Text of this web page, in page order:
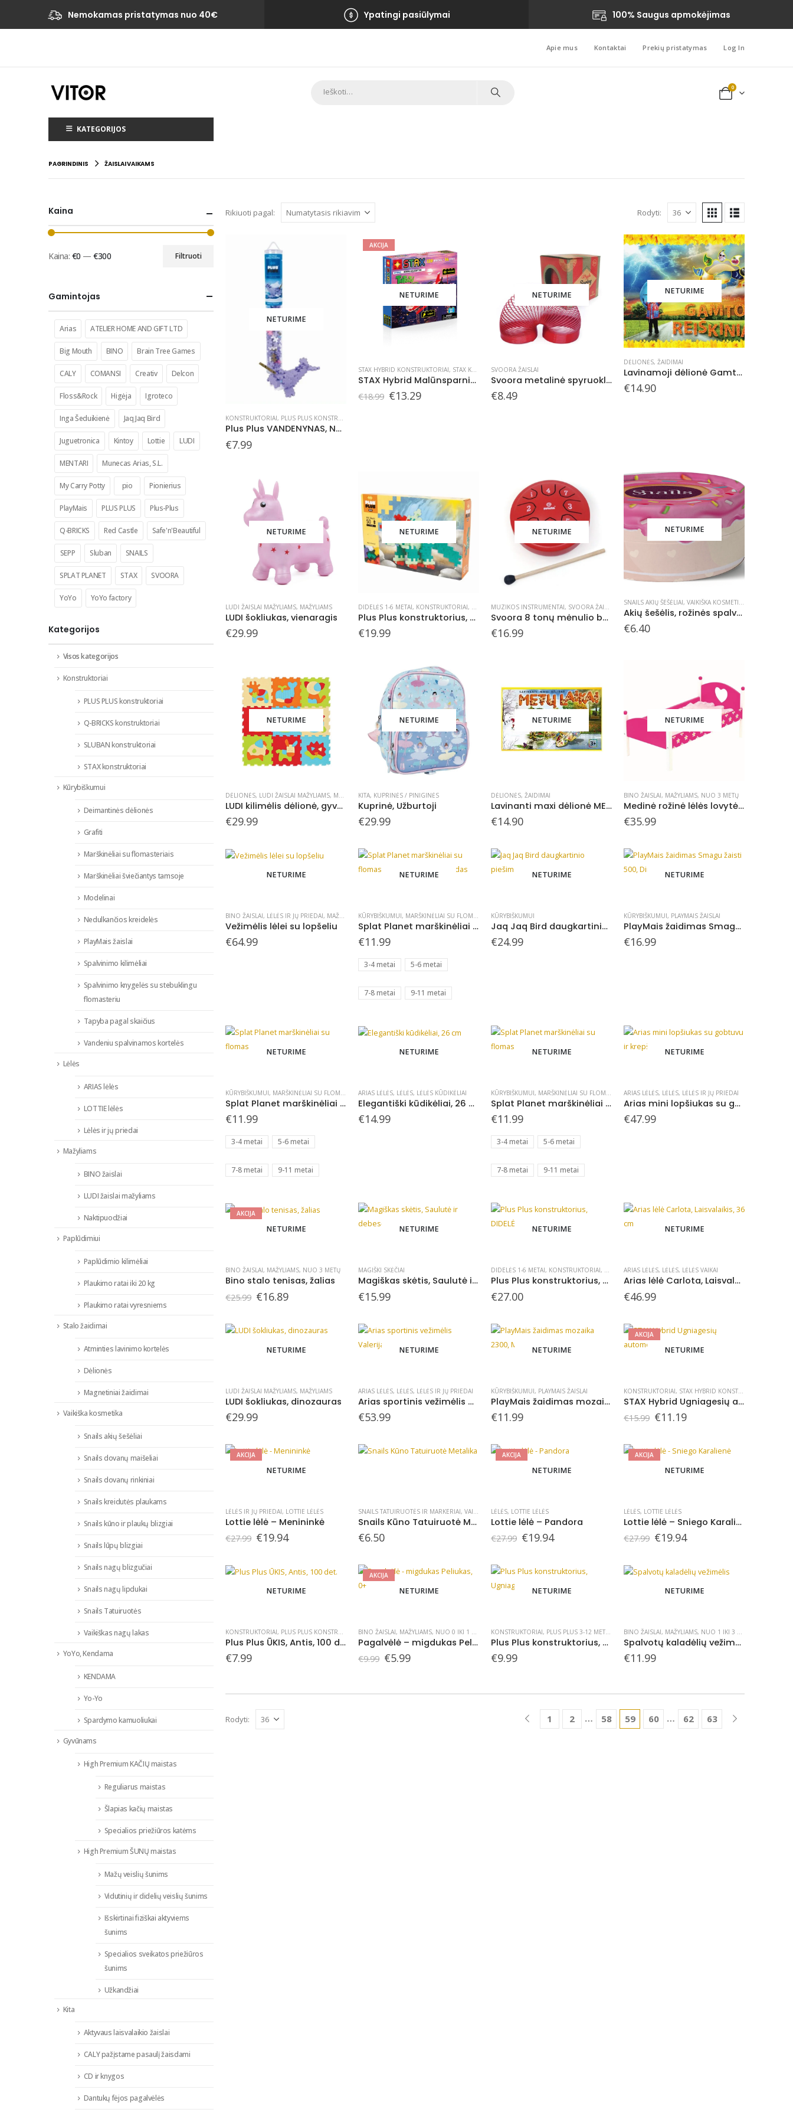
Nemokamas pristatymas nuo 40€ Ypatingi pasiūlymai 100% Saugus apmokėjimas
Apie mus Kontaktai Prekių pristatymas Log In
0
KATEGORIJOS
PAGRINDINIS ŽAISLAI VAIKAMS
Rikiuoti pagal: Rodyti:
NETURIME
KONSTRUKTORIAI, PLUS PLUS KONSTRUKTORIAI
Plus Plus VANDENYNAS, Narvalas, 100 det.
€7.99
AKCIJA
NETURIME
STAX HYBRID KONSTRUKTORIAI, STAX KONSTRUKTORIAI
STAX Hybrid Malūnsparnis, 8+
€18.99 Original
€13.29Current
NETURIME
SVOORA ŽAISLAI
Svoora metalinė spyruoklė, 6.6 cm
€8.49
NETURIME
DĖLIONĖS, ŽAIDIMAI
Lavinamoji dėlionė Gamtos reiškiniai, 3+
€14.90
NETURIME
LUDI ŽAISLAI MAŽYLIAMS, MAŽYLIAMS
LUDI šokliukas, vienaragis
€29.99
NETURIME
DIDELĖS 1-6 METAI, KONSTRUKTORIAI, PLUS PLUS KONSTRUKTORIAI
Plus Plus konstruktorius, Dinozauras, DIDELĖS, 50
€19.99
NETURIME
MUZIKOS INSTRUMENTAI, SVOORA ŽAISLAI
Svoora 8 tonų mėnulio būgnas
€16.99
NETURIME
SNAILS AKIŲ ŠEŠĖLIAI, VAIKIŠKA KOSMETIKA
Akių šešėlis, rožinės spalvos
€6.40
NETURIME
DĖLIONĖS, LUDI ŽAISLAI MAŽYLIAMS, MAŽYLIAMS
LUDI kilimėlis dėlionė, gyvūnai
€29.99
NETURIME
KITA, KUPRINĖS / PINIGINĖS
Kuprinė, Užburtoji
€29.99
NETURIME
DĖLIONĖS, ŽAIDIMAI
Lavinanti maxi dėlionė METŲ LAIKAI, 3-6 metų vaikams
€14.90
NETURIME
BINO ŽAISLAI, MAŽYLIAMS, NUO 3 METŲ
Medinė rožinė lėlės lovytė su patalyne
€35.99
NETURIME
BINO ŽAISLAI, LĖLĖS IR JŲ PRIEDAI, MAŽYLIAMS ,NUO 3 METŲ
Vežimėlis lėlei su lopšeliu
€64.99
NETURIME
has
multiple
variants.
options
be
on
KŪRYBIŠKUMUI, MARŠKINĖLIAI SU FLOMASTERIAIS ,SPLAT PLANET - KURIAME
Splat Planet marškinėliai su flomasteriais, Zoologijos sodas
€11.99
3-4 metai 5-6 metai
7-8 metai 9-11 metai
NETURIME
KŪRYBIŠKUMUI
Jaq Jaq Bird daugkartinio piešimo lipni plėvelė
€24.99
NETURIME
KŪRYBIŠKUMUI, PLAYMAIS ŽAISLAI
PlayMais žaidimas Smagu žaisti 500, Dinozaurai
€16.99
NETURIME
has
multiple
variants.
options
be
on
the
KŪRYBIŠKUMUI, MARŠKINĖLIAI SU FLOMASTERIAIS ,SPLAT PLANET - KURIAME
Splat Planet marškinėliai su flomasteriais, Undinėlė
€11.99
3-4 metai 5-6 metai
7-8 metai 9-11 metai
NETURIME
ARIAS LĖLĖS, LĖLĖS, LĖLĖS KŪDIKĖLIAI
Elegantiški kūdikėliai, 26 cm
€14.99
NETURIME
has
multiple
variants.
options
be
on
KŪRYBIŠKUMUI, MARŠKINĖLIAI SU FLOMASTERIAIS ,SPLAT PLANET - KURIAME
Splat Planet marškinėliai su flomasteriais, Drugeliai
€11.99
3-4 metai 5-6 metai
7-8 metai 9-11 metai
NETURIME
ARIAS LĖLĖS, LĖLĖS, LĖLĖS IR JŲ PRIEDAI
Arias mini lopšiukas su gobtuvu ir krepšiu
€47.99
AKCIJA
NETURIME
BINO ŽAISLAI, MAŽYLIAMS, NUO 3 METŲ
Bino stalo tenisas, žalias
€25.99 Original
€25.99.
€16.89Current
€16.89.
NETURIME
MAGIŠKI SKĖČIAI
Magiškas skėtis, Saulutė ir debesėliai
€15.99
NETURIME
DIDELĖS 1-6 METAI, KONSTRUKTORIAI, PLUS PLUS KONSTRUKTORIAI
Plus Plus konstruktorius, DIDELĖS, pastelinės, 100
€27.00
NETURIME
ARIAS LĖLĖS, LĖLĖS, LĖLĖS VAIKAI
Arias lėlė Carlota, Laisvalaikis, 36 cm
€46.99
NETURIME
LUDI ŽAISLAI MAŽYLIAMS, MAŽYLIAMS
LUDI šokliukas, dinozauras
€29.99
NETURIME
ARIAS LĖLĖS, LĖLĖS, LĖLĖS IR JŲ PRIEDAI
Arias sportinis vežimėlis Valerija
€53.99
NETURIME
KŪRYBIŠKUMUI, PLAYMAIS ŽAISLAI
PlayMais žaidimas mozaika 2300, Miške
€11.99
AKCIJA
NETURIME
KONSTRUKTORIAI, STAX HYBRID KONSTRUKTORIAI
STAX Hybrid Ugniagesių automobilis
€15.99 Original
€15.99.
€11.19Current
€11.19.
AKCIJA
NETURIME
LĖLĖS IR JŲ PRIEDAI, LOTTIE LĖLĖS
Lottie lėlė – Menininkė
€27.99 Original
€27.99.
€19.94Current
€19.94.
SNAILS TATUIRUOTĖS IR MARKERIAI, VAIKIŠKA KOSMETIKA
Snails Kūno Tatuiruotė Metalika
€6.50
AKCIJA
NETURIME
LĖLĖS, LOTTIE LĖLĖS
Lottie lėlė – Pandora
€27.99 Original
€27.99.
€19.94Current
€19.94.
AKCIJA
NETURIME
LĖLĖS, LOTTIE LĖLĖS
Lottie lėlė – Sniego Karalienė
€27.99 Original
€27.99.
€19.94Current
€19.94.
NETURIME
KONSTRUKTORIAI, PLUS PLUS KONSTRUKTORIAI ,PLUS PLUS PLASTIKINĖJE PAKUOTĖJE
Plus Plus ŪKIS, Antis, 100 det.
€7.99
AKCIJA
NETURIME
BINO ŽAISLAI, MAŽYLIAMS, NUO 0 IKI 1 METŲ
Pagalvėlė – migdukas Peliukas, 0+
€9.99 Original
€5.99Current
NETURIME
KONSTRUKTORIAI, PLUS PLUS 3-12 METŲ , PLUS PLUS KONSTRUKTORIAI
Plus Plus konstruktorius, Ugniagesiai, Mini 170
€9.99
NETURIME
BINO ŽAISLAI, MAŽYLIAMS, NUO 1 IKI 3 METŲ
Spalvotų kaladėlių vežimėlis
€11.99
Rodyti: 1 2 … 58 59 60 … 62 63
Kaina
Filtruoti
Kaina: €0 —€300
Gamintojas
Arias ATELIER HOME AND GIFT LTD
Big Mouth BINO Brain Tree Games
CALY COMANSI Creativ Delcon
Floss&Rock Higėja Igroteco
Inga Šeduikienė Jaq Jaq Bird
Juguetronica Kintoy Lottie LUDI
MENTARI Munecas Arias, S.L.
My Carry Potty pio Pionierius
PlayMais PLUS PLUS Plus-Plus
Q-BRICKS Red Castle Safe'n'Beautiful
SEPP Sluban SNAILS
SPLAT PLANET STAX SVOORA
YoYo YoYo factory
Kategorijos
Visos kategorijos
Konstruktoriai
PLUS PLUS konstruktoriai
Q-BRICKS konstruktoriai
SLUBAN konstruktoriai
STAX konstruktoriai
Kūrybiškumui
Deimantinės dėlionės
Grafiti
Marškinėliai su flomasteriais
Marškinėliai šviečiantys tamsoje
Modelinai
Nedulkančios kreidelės
PlayMais žaislai
Spalvinimo kilimėliai
Spalvinimo knygelės su stebuklingu
flomasteriu
Tapyba pagal skaičius
Vandeniu spalvinamos kortelės
Lėlės
ARIAS lėlės
LOTTIE lėlės
Lėlės ir jų priedai
Mažyliams
BINO žaislai
LUDI žaislai mažyliams
Naktipuodžiai
Paplūdimiui
Paplūdimio kilimėliai
Plaukimo ratai iki 20 kg
Plaukimo ratai vyresniems
Stalo žaidimai
Atminties lavinimo kortelės
Dėlionės
Magnetiniai žaidimai
Vaikiška kosmetika
Snails akių šešėliai
Snails dovanų maišeliai
Snails dovanų rinkiniai
Snails kreidutės plaukams
Snails kūno ir plaukų blizgiai
Snails lūpų blizgiai
Snails nagų blizgučiai
Snails nagų lipdukai
Snails Tatuiruotės
Vaikiškas nagų lakas
YoYo, Kendama
KENDAMA
Yo-Yo
Spardymo kamuoliukai
Gyvūnams
High Premium KAČIŲ maistas
Reguliarus maistas
Šlapias kačių maistas
Specialios priežiūros katėms
High Premium ŠUNŲ maistas
Mažų veislių šunims
Vidutinių ir didelių veislių šunims
Išskirtinai fiziškai aktyviems
šunims
Specialios sveikatos priežiūros
šunims
Užkandžiai
Kita
Aktyvaus laisvalaikio žaislai
CALY pažįstame pasaulį žaisdami
CD ir knygos
Dantukų fėjos pagalvėlės